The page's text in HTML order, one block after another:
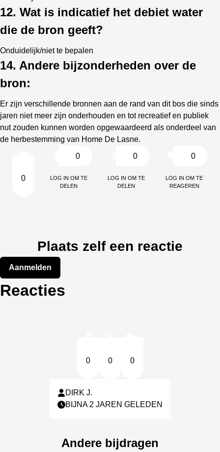
12. Wat is indicatief het debiet water
die de bron geeft?
Onduidelijk/niet te bepalen
14. Andere bijzonderheden over de
bron:
Er zijn verschillende bronnen aan de rand van dit bos die sinds
jaren niet meer zijn onderhouden en tot recreatief en publiek
nut zouden kunnen worden opgewaardeerd als onderdeel van
de herbestemming van Home De Lasne.
0
0
Log in om te
delen
0
Log in om te
delen
0
Log in om te
reageren
Plaats zelf een reactie
Aanmelden
Reacties
0 0 0
DIRK J.
BIJNA 2 JAREN GELEDEN
Andere bijdragen